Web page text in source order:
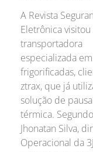
A Revista
Eletrônica
transportadora
especializada
frigorificadas,
ztrax, que já
solução de pausa
térmica. Segundo
Jhonatan Silva,
Operacional da 3J